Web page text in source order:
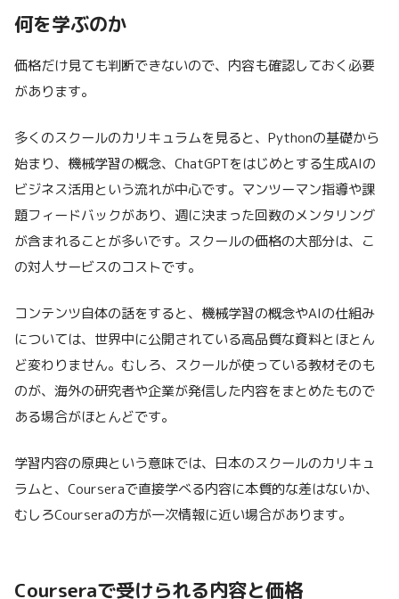
何を学ぶのか
価格だけ見ても判断できないので、内容も確認しておく必要
があります。
多くのスクールのカリキュラムを見ると、Pythonの基礎から
始まり、機械学習の概念、ChatGPTをはじめとする生成AIの
ビジネス活用という流れが中心です。マンツーマン指導や課
題フィードバックがあり、週に決まった回数のメンタリング
が含まれることが多いです。スクールの価格の大部分は、こ
の対人サービスのコストです。
コンテンツ自体の話をすると、機械学習の概念やAIの仕組み
については、世界中に公開されている高品質な資料とほとん
ど変わりません。むしろ、スクールが使っている教材そのも
のが、海外の研究者や企業が発信した内容をまとめたもので
ある場合がほとんどです。
学習内容の原典という意味では、日本のスクールのカリキュ
ラムと、Courseraで直接学べる内容に本質的な差はないか、
むしろCourseraの方が一次情報に近い場合があります。
Courseraで受けられる内容と価格